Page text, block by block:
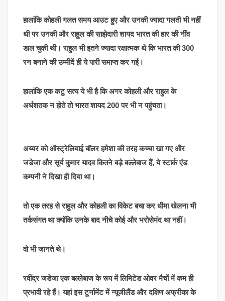
हालांकि कोहली गलत समय आउट हुए और उनकी ज्यादा गलती भी नहीं
थी पर उनकी और राहुल की साझेदारी शायद भारत की हार की नींव
डाल चुकी थी। राहुल भी इतने ज्यादा रक्षात्मक थे कि भारत की 300
रन बनाने की उम्मीदें ही ये पारी समाप्त कर गई।
हालांकि एक कटु सत्य ये भी है कि अगर कोहली और राहुल के
अर्धशतक न होते तो भारत शायद 200 पर भी न पहुंचता।
अय्यर को ऑस्ट्रेलियाई बॉलर हमेशा की तरह कच्चा खा गए और
जडेजा और सूर्य कुमार यादव कितने बड़े बल्लेबाज हैं, ये स्टार्क एंड
कम्पनी ने दिखा ही दिया था।
तो एक तरह से राहुल और कोहली का विकेट बचा कर धीमा खेलना भी
तर्कसंगत था क्योंकि उनके बाद नीचे कोई और भरोसेमंद था नहीं।
वो भी जानते थे।
रवींद्र जडेजा एक बल्लेबाज के रूप में लिमिटेड ओवर मैचों में कम ही
प्रभावी रहे हैं। यहां इस टूर्नामेंट में न्यूजीलैंड और दक्षिण अफ्रीका के